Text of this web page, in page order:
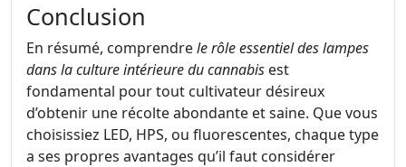
Conclusion
En résumé, comprendrele rôle essentiel des lampes
dans la culture intérieure du cannabis est
fondamental pour tout cultivateur désireux
d’obtenir une récolte abondante et saine. Que vous
choisissiez LED, HPS, ou fluorescentes, chaque type
a ses propres avantages qu’il faut considérer